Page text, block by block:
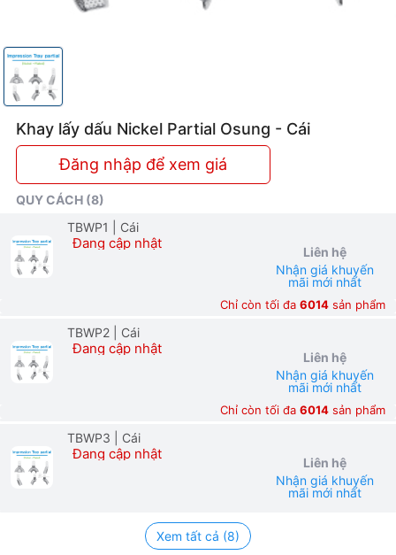
Khay lấy dấu Nickel Partial Osung - Cái
Đăng nhập để xem giá
QUY CÁCH (8)
TBWP1
| Cái
Đang cập nhật
Liên hệ
Nhận giá khuyến
mãi mới nhất
Chỉ còn tối đa 6014 sản phẩm
TBWP2 | Cái
Đang cập nhật
Liên hệ
Nhận giá khuyến
mãi mới nhất
Chỉ còn tối đa 6014 sản phẩm
TBWP3 | Cái
Đang cập nhật
Liên hệ
Nhận giá khuyến
mãi mới nhất
Xem tất cả (8)